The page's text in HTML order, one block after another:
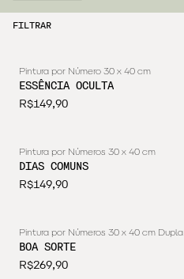
FILTRAR
Pintura por Número 30 x 40 cm
ESSÊNCIA OCULTA
R$149,90
Pintura por Números 30 x 40 cm
DIAS COMUNS
R$149,90
Pintura por Números 30 x 40 cm Dupla
BOA SORTE
R$269,90